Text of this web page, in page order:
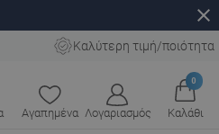
close
Καλύτερη τιμή/ποιότητα
Αγαπημένα Λογαριασμός
0
Καλάθι